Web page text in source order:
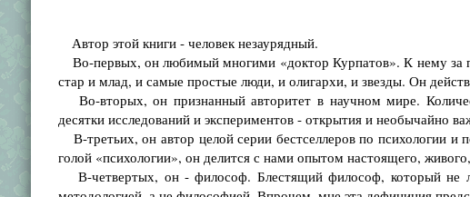
Автор этой книги - человек незаурядный.
Во-первых, он любимый многими «доктор Курпатов». К нему за
стар и млад, и самые простые люди, и олигархи, и звезды. Он
Во-вторых, он признанный авторитет в научном мире.
десятки исследований и экспериментов - открытия и необычайно
В-третьих, он автор целой серии бестселлеров по психологии и
голой «психологии», он делится с нами опытом настоящего,
В-четвертых, он - философ. Блестящий философ, который не